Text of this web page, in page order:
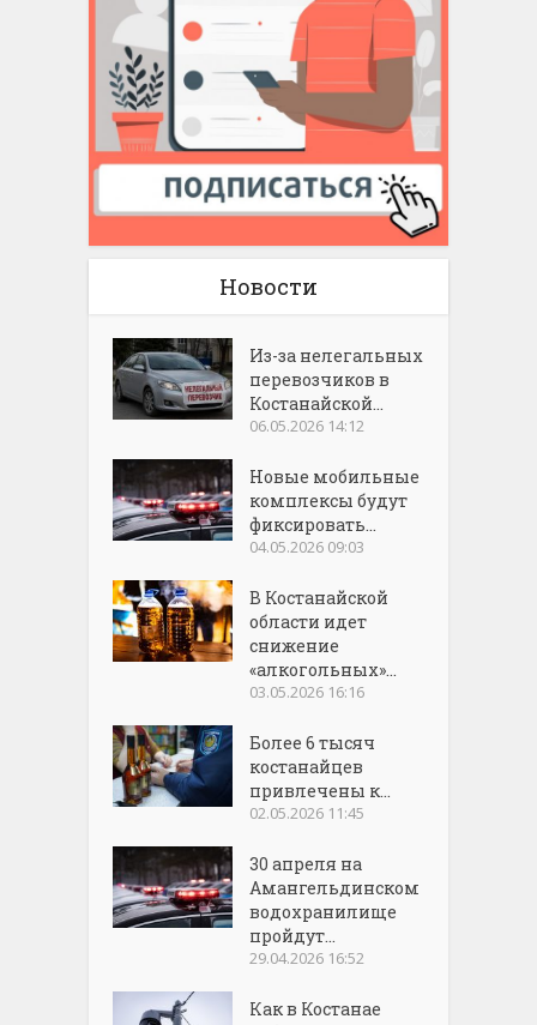
Новости
Из-за нелегальных
перевозчиков в
Костанайской...
06.05.2026 14:12
Новые мобильные
комплексы будут
фиксировать...
04.05.2026 09:03
В Костанайской
области идет
снижение
«алкогольных»...
03.05.2026 16:16
Более 6 тысяч
костанайцев
привлечены к...
02.05.2026 11:45
30 апреля на
Амангельдинском
водохранилище
пройдут...
29.04.2026 16:52
Как в Костанае